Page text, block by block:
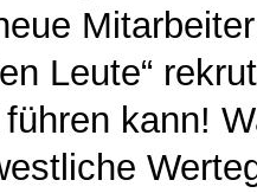
Leute“
kann!